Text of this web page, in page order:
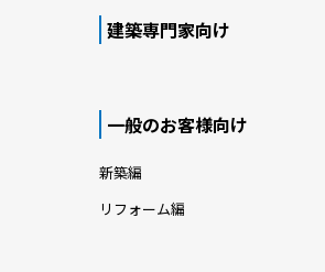
建築専門家向け
一般のお客様向け
新築編
リフォーム編